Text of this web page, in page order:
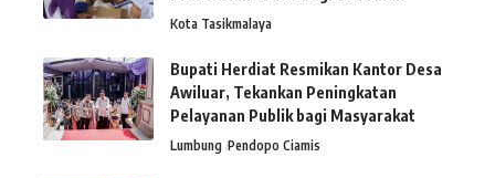
Kota Tasikmalaya
Bupati Herdiat Resmikan Kantor Desa
Awiluar, Tekankan Peningkatan
Pelayanan Publik bagi Masyarakat
Lumbung Pendopo Ciamis